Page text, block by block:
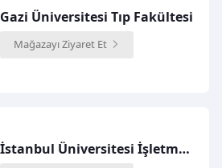
Gazi Üniversitesi Tıp Fakültesi
Mağazayı Ziyaret Et
İstanbul Üniversitesi İşletme Fakültesi İşletme Kulübü